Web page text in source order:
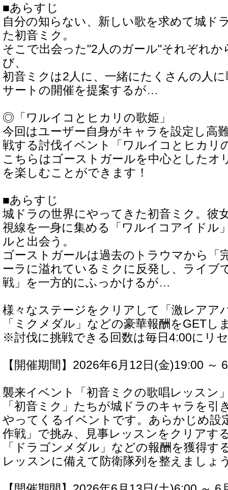
■あらすじ
自分の知らない、新しい歌を求めて城ド
た初音ミク。
そこで出会った"2人のガール"それぞれか
び、
初音ミクは2人に、一緒にたくさんの人
サートの開催を提案するが…
◎「ワルイコとヒカリの歌姫」
今回はユーザー自身がキャラを設定し高
戦する討伐イベント「ワルイコとヒカリ
こちらはゴーストガールを中心としたオ
を楽しむことができます！
■あらすじ
城ドラの世界にやってきた初音ミク。彼
視線を一身に集める「ワルイコアイドル
ルと出会う。
ゴーストガールは過去のトラウマから「
ーラに溢れているミクに反発し、ライブ
戦」を一方的にふっかけるが…
様々なステージをクリアして「激レアア
「ミクメダル」などの豪華報酬をGETし
※討伐に挑戦できる回数は毎日4:00にリ
【開催期間】2026年6月12日(金)19:00 ～
襲来イベント「初音ミクの歌唱レッスン
「初音ミク」たちが城ドラのキャラを引
やってくるイベントです。あらかじめ設
作戦」で挑み、見事レッスンをクリアす
「ドラゴンメダル」などの報酬を獲得す
レッスンに備えて防衛隊列を整えましょ